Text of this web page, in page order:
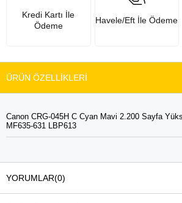
Kredi Kartı İle
Ödeme
Havele/Eft İle Ödeme
ÜRÜN ÖZELLIKLERI
Canon CRG-045H C Cyan Mavi 2.200 Sayfa
MF635-631 LBP613
YORUMLAR(0)